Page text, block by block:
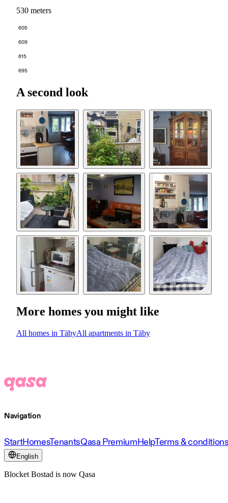
530 meters
605
609
615
695
A second look
More homes you might like
All homes in TäbyAll apartments in Täby
Navigation
StartHomesTenantsQasa PremiumHelpTerms &
English
Blocket Bostad is now Qasa